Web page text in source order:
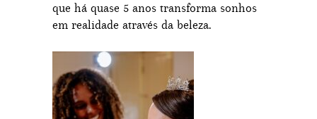
que há quase 5 anos transforma sonhos
em realidade através da beleza.